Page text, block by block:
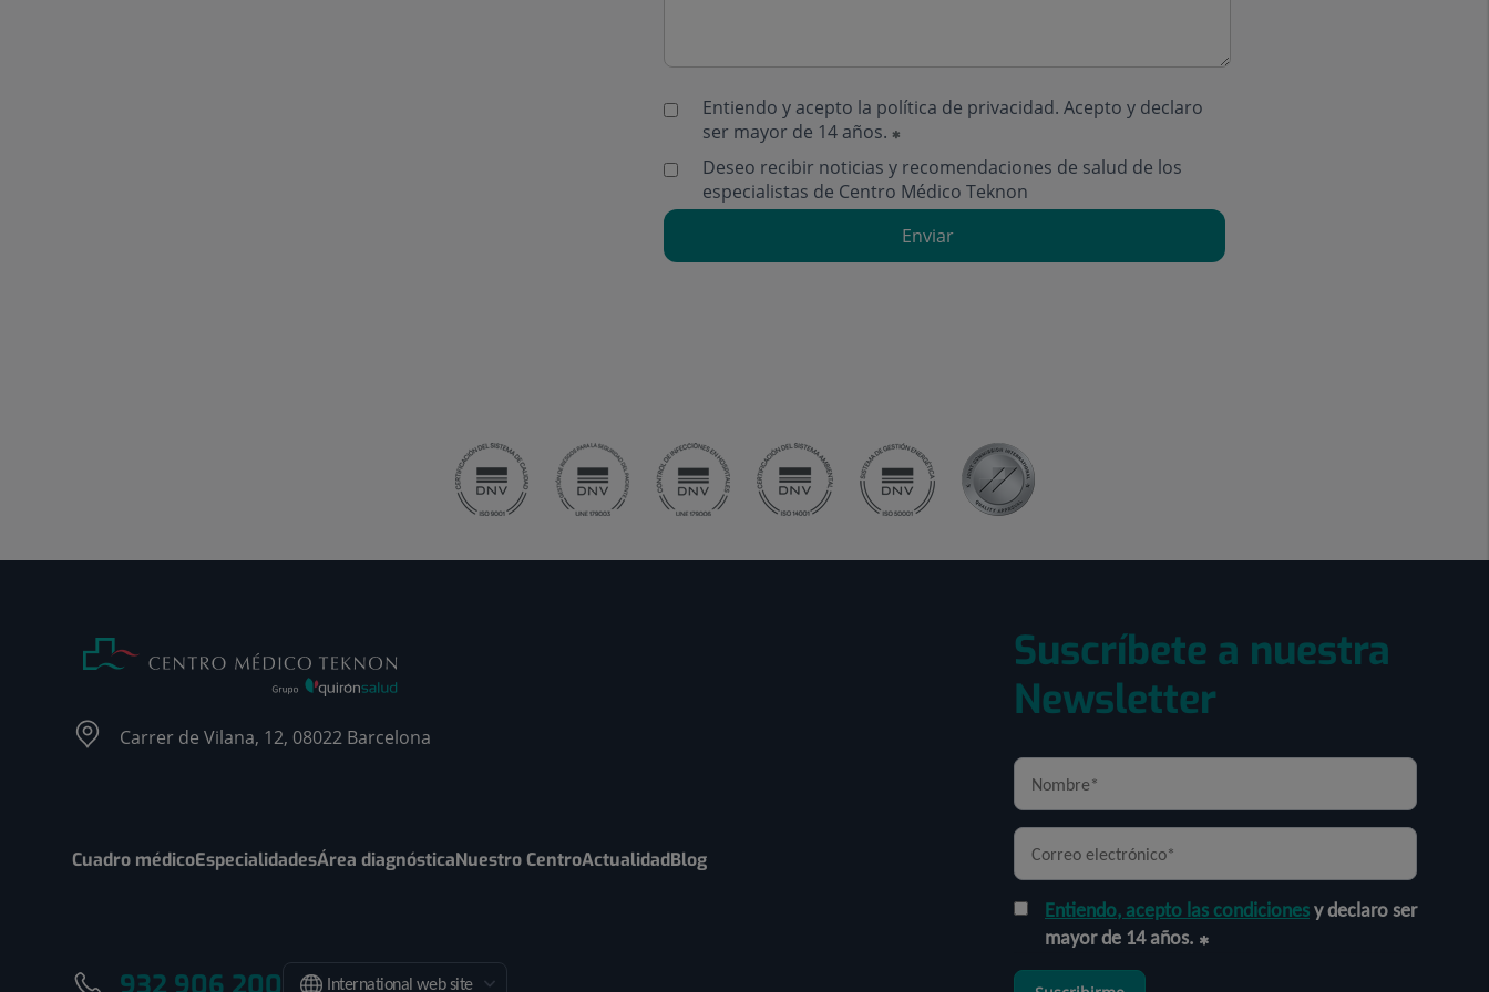
Entiendo y acepto la política de privacidad. Acepto y declaro
ser mayor de 14 años.
Deseo recibir noticias y recomendaciones de salud de los
especialistas de Centro Médico Teknon
Enviar
Carrer de Vilana, 12, 08022 Barcelona
Cuadro médicoEspecialidadesÁrea diagnósticaNuestro CentroActualidadBlog
International web site
Suscríbete a nuestra
Newsletter
Entiendo, acepto las condicionesy declaro ser
mayor de 14 años.